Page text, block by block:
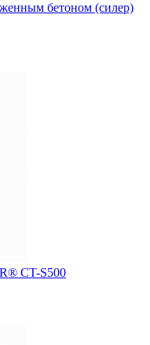
бетоном (силер)
CT-S500